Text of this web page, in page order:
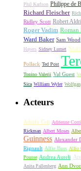
Phil Karlson Philippe de
Richard Fleischer
Ridley Scott Robert
Roger Vadim Roman
Ward Baker Sam Wood
Hayers Sidney Lumet
Pollack Ted Post
Tonino Valerii Val Guest
Sica William Wyler
Acteurs
Adolfo Celi Adrienne Corri
Rickman Albert Moses
Guinness Alexander
Rignault Alfie Bass Alfio
Pousse Andrea Aureli
Anita Pallenberg Ann